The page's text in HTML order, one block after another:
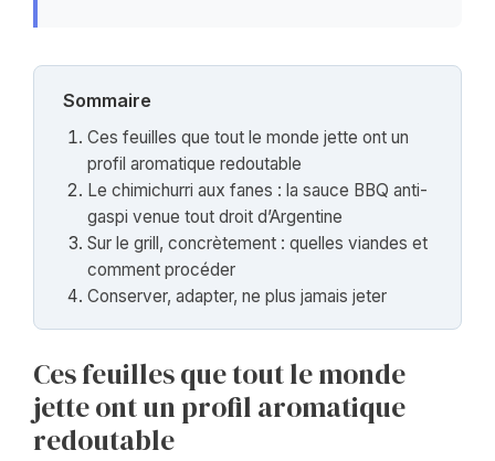
Sommaire
Ces feuilles que tout le monde jette ont un
profil aromatique redoutable
Le chimichurri aux fanes : la sauce BBQ anti-
gaspi venue tout droit d’Argentine
Sur le grill, concrètement : quelles viandes et
comment procéder
Conserver, adapter, ne plus jamais jeter
Ces feuilles que tout le monde
jette ont un profil aromatique
redoutable